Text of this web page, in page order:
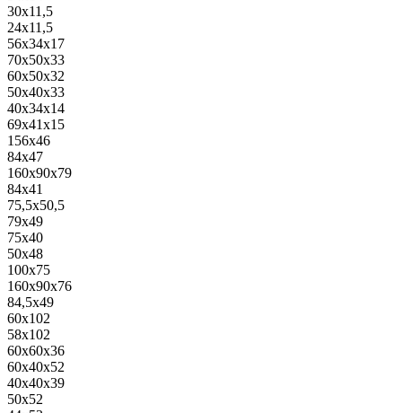
30x11,5
24x11,5
56x34x17
70x50x33
60x50x32
50x40x33
40x34x14
69x41x15
156x46
84x47
160x90x79
84x41
75,5x50,5
79x49
75x40
50x48
100x75
160x90x76
84,5x49
60x102
58x102
60x60x36
60x40x52
40x40x39
50x52